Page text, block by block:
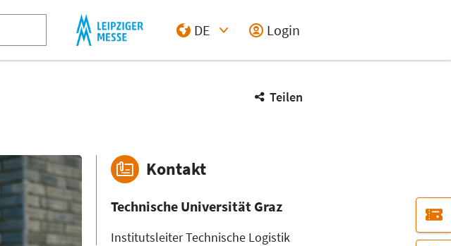
DE
Login
Teilen
Kontakt
Technische Universität Graz
Institutsleiter Technische Logistik